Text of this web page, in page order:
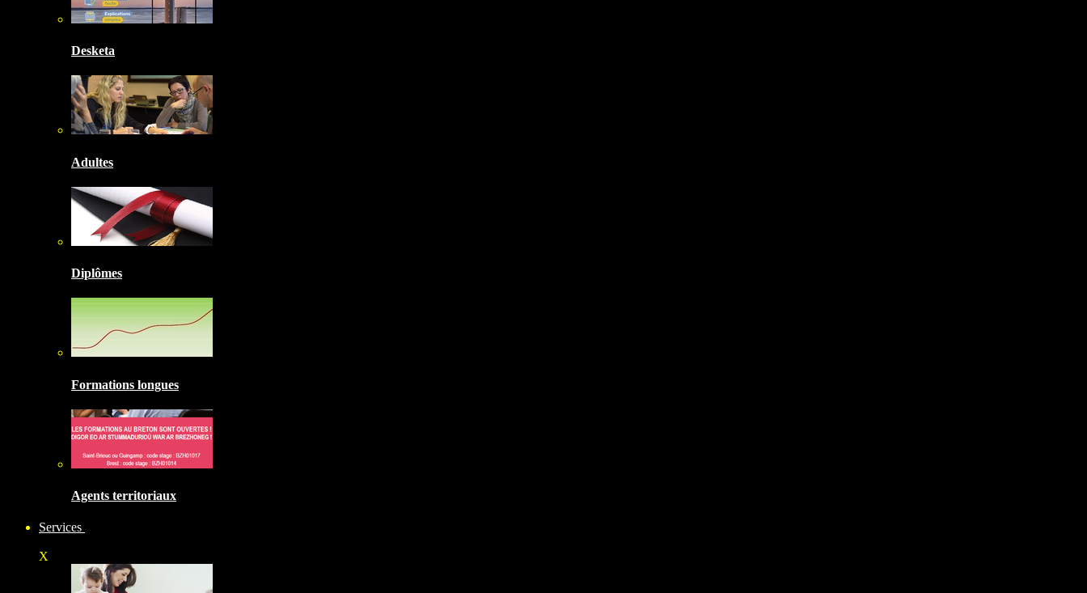
Desketa
Adultes
Diplômes
Formations longues
Agents territoriaux
Services
X